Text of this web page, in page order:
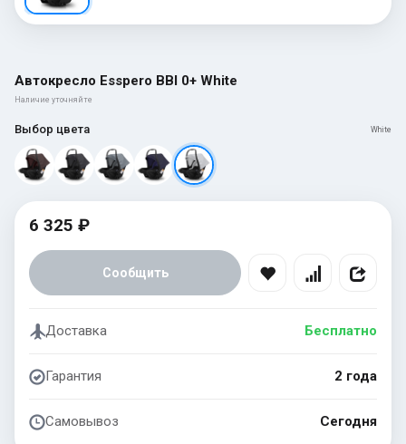
Автокресло Esspero BBl 0+ White
Наличие уточняйте
Выбор цвета White
6 325 ₽
Сообщить
Доставка Бесплатно
Гарантия 2 года
Самовывоз Сегодня